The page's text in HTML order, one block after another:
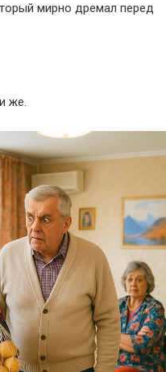
мирно дремал перед
же.